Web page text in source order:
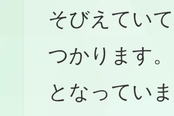
そびえてい
つかります
となってい